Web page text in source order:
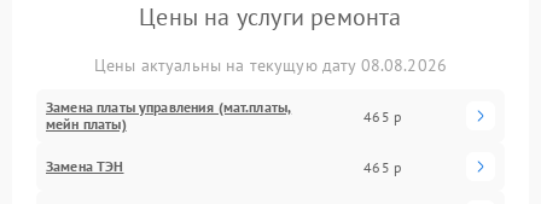
Цены на услуги ремонта
Цены актуальны на текущую дату 08.08.2026
Замена платы управления (мат.платы,
мейн платы)
465 р
Замена ТЭН 465 р